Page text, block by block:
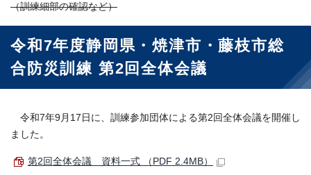
（訓練細部の確認など）
令和7年度静岡県・焼津市・藤枝市総
合防災訓練 第2回全体会議
令和7年9月17日に、訓練参加団体による第2回全体会議を開催し
ました。
第2回全体会議 資料一式 （PDF 2.4MB）